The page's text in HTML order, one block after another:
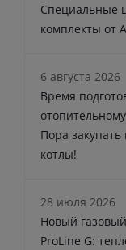
Специальные
комплекты от
6 августа 2026
Время
Пора закупать
котлы!
28 июля 2026
Новый
ProLine G: